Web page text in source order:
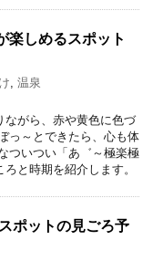
楽しめるスポット
温泉
ながら、赤や黄色に色づ
っ～とできたら、心も体
ついつい「あ゛～極楽極
と時期を紹介します。
ポットの見ごろ予